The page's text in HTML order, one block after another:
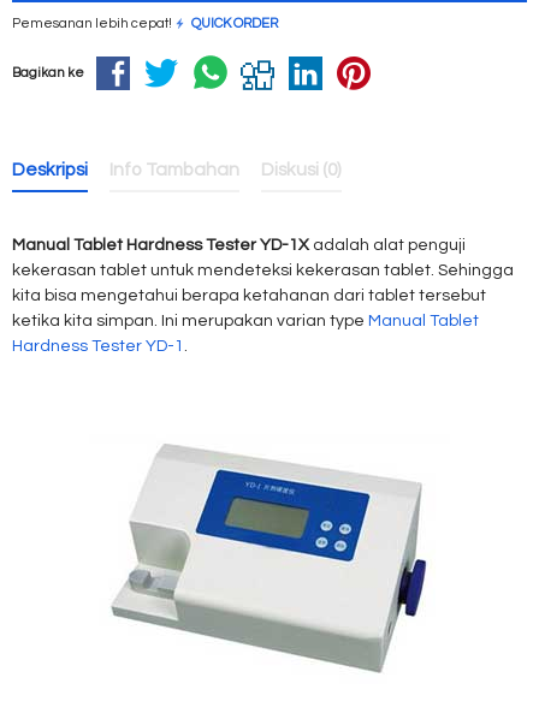
Pemesanan lebih cepat! QUICK ORDER
Bagikan ke
Deskripsi Info Tambahan Diskusi (0)
Manual Tablet Hardness Tester YD-1Xadalah alat penguji
kekerasan tablet untuk mendeteksi kekerasan tablet. Sehingga
kita bisa mengetahui berapa ketahanan dari tablet tersebut
ketika kita simpan. Ini merupakan varian type Manual Tablet
Hardness Tester YD-1 .